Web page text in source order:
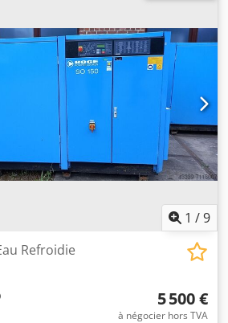
Enhjqof Installation électrique :
Type de motorisation : moteur à
Puissance de la motorisation :
rotation de la motorisation : 3000
: 400 V Fréquence : 50
: présente Données
volumique : 18,40 m³/min
: 8 bar
1 /9
Refroidie
5 500 €
à négocier hors TVA